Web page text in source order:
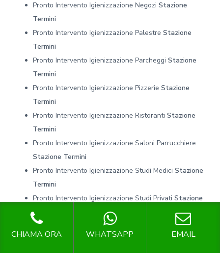
Pronto Intervento Igienizzazione Negozi Stazione
Termini
Pronto Intervento Igienizzazione Palestre Stazione
Termini
Pronto Intervento Igienizzazione Parcheggi Stazione
Termini
Pronto Intervento Igienizzazione Pizzerie Stazione
Termini
Pronto Intervento Igienizzazione Ristoranti Stazione
Termini
Pronto Intervento Igienizzazione Saloni Parrucchiere
Stazione Termini
Pronto Intervento Igienizzazione Studi Medici Stazione
Termini
Pronto Intervento Igienizzazione Studi Privati Stazione
Termini
Pronto Intervento Igienizzazione Traghetti
Stazione
Termini
CHIAMA ORA WHATSAPP EMAIL